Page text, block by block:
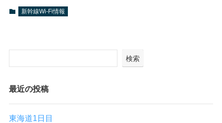
新幹線Wi-Fi情報
検索
最近の投稿
東海道1日目